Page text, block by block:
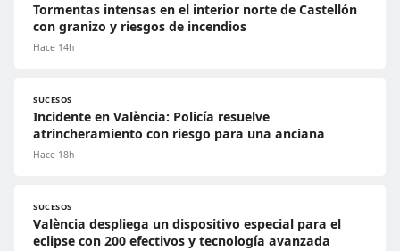
Tormentas intensas en el interior norte de Castellón
con granizo y riesgos de incendios
Hace 14h
SUCESOS
Incidente en València: Policía resuelve
atrincheramiento con riesgo para una anciana
Hace 18h
SUCESOS
València despliega un dispositivo especial para el
eclipse con 200 efectivos y tecnología avanzada